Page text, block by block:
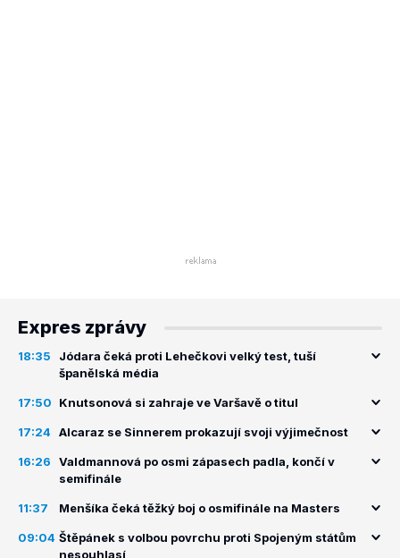
Expres zprávy
18:35
Jódara čeká proti Lehečkovi velký test, tuší
španělská média
17:50 Knutsonová si zahraje ve Varšavě o titul
17:24 Alcaraz se Sinnerem prokazují svoji výjimečnost
16:26
Valdmannová po osmi zápasech padla, končí v
semifinále
11:37 Menšíka čeká těžký boj o osmifinále na Masters
09:04 Štěpánek s volbou povrchu proti Spojeným státům
nesouhlasí